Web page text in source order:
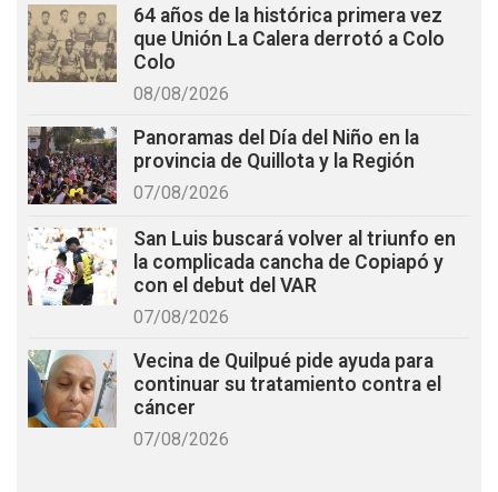
64 años de la histórica primera vez
que Unión La Calera derrotó a Colo
Colo
08/08/2026
Panoramas del Día del Niño en la
provincia de Quillota y la Región
07/08/2026
San Luis buscará volver al triunfo en
la complicada cancha de Copiapó y
con el debut del VAR
07/08/2026
Vecina de Quilpué pide ayuda para
continuar su tratamiento contra el
cáncer
07/08/2026